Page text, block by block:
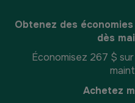
Obtenez des
dès
Économisez 267 $
Achetez